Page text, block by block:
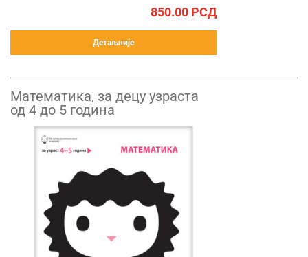
850.00 РСД
Детаљније
Математика, за децу узраста
од 4 до 5 година